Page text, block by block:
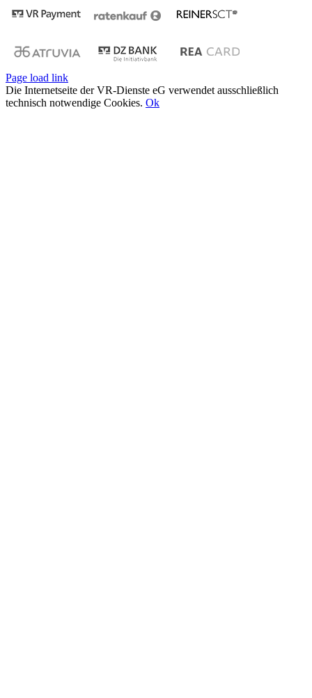
Page load link
Die Internetseite der VR-Dienste eG verwendet ausschließlich
technisch notwendige Cookies. Ok